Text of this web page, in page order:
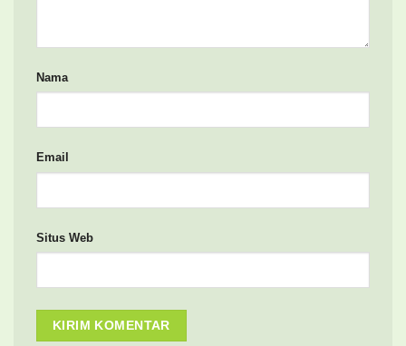
Nama
Email
Situs Web